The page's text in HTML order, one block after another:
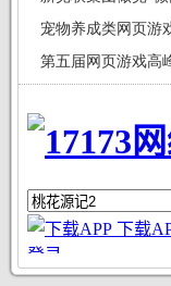
宠物养成类网页游
第五届网页游戏高